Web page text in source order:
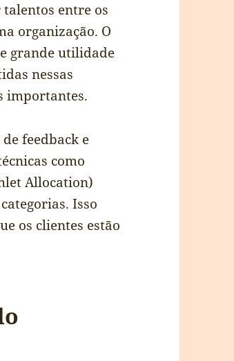
entre os
organização. O
grande utilidade
nessas
importantes.
feedback e
como
Allocation)
Isso
os clientes estão